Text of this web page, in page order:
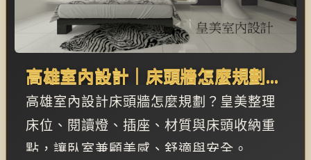
高雄室內設計｜床頭牆怎麼規劃？
燈光、插座、材質與收納重點
高雄室內設計床頭牆怎麼規劃？皇美整理
床位、閱讀燈、插座、材質與床頭收納重
點，讓臥室兼顧美感、舒適與安全。